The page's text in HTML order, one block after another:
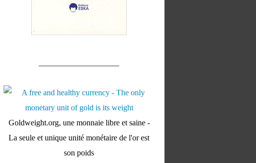
Goldweight.org, une monnaie libre et saine -
La seule et unique unité monétaire de l'or est
son poids